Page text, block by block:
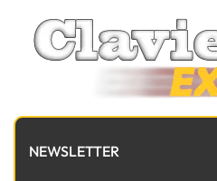
NEWSLETTER